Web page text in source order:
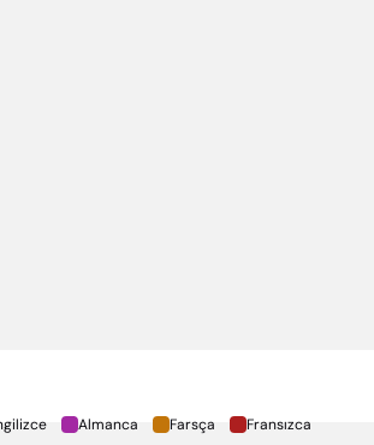
Almanca Farsça Fransızca